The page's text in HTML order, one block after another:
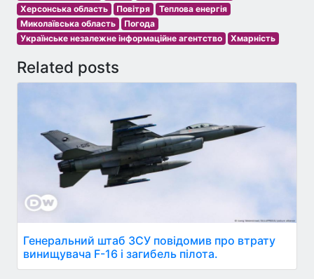
Херсонська область
Повітря
Теплова енергія
Миколаївська область
Погода
Українське незалежне інформаційне агентство
Хмарність
Related posts
Генеральний штаб ЗСУ повідомив про втрату
винищувача F-16 і загибель пілота.